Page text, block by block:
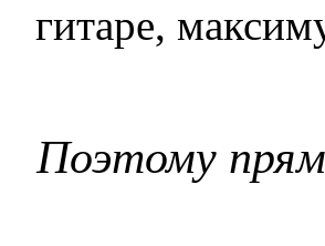
гитаре,
Поэтому